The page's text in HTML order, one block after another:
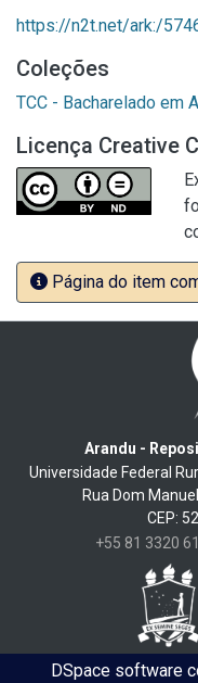
https://n2t.net/ark:/
Coleções
TCC - Bacharelado em
Licença Creative
Página do item
Arandu -
Universidade Federal
Rua Dom
CEP:
+55 81 3320
DSpace software